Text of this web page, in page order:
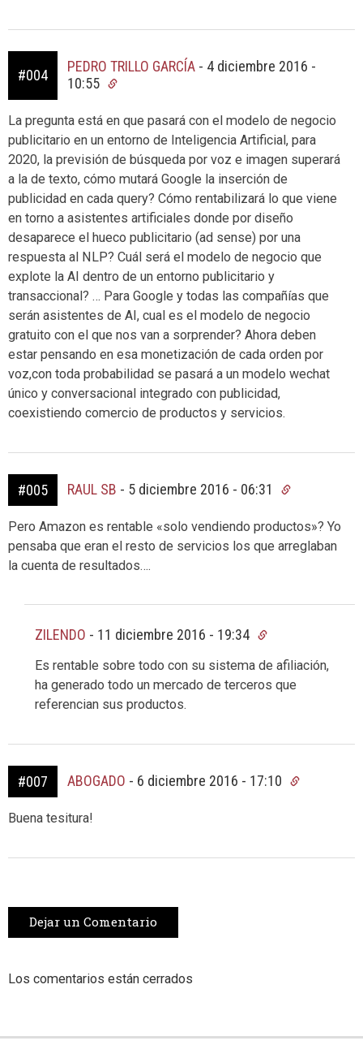
#004
PEDRO TRILLO GARCÍA - 4 diciembre 2016 -
10:55
La pregunta está en que pasará con el modelo de negocio
publicitario en un entorno de Inteligencia Artificial, para
2020, la previsión de búsqueda por voz e imagen superará
a la de texto, cómo mutará Google la inserción de
publicidad en cada query? Cómo rentabilizará lo que viene
en torno a asistentes artificiales donde por diseño
desaparece el hueco publicitario (ad sense) por una
respuesta al NLP? Cuál será el modelo de negocio que
explote la AI dentro de un entorno publicitario y
transaccional? … Para Google y todas las compañías que
serán asistentes de AI, cual es el modelo de negocio
gratuito con el que nos van a sorprender? Ahora deben
estar pensando en esa monetización de cada orden por
voz,con toda probabilidad se pasará a un modelo wechat
único y conversacional integrado con publicidad,
coexistiendo comercio de productos y servicios.
#005 RAUL SB - 5 diciembre 2016 - 06:31
Pero Amazon es rentable «solo vendiendo productos»? Yo
pensaba que eran el resto de servicios los que arreglaban
la cuenta de resultados….
ZILENDO - 11 diciembre 2016 - 19:34
Es rentable sobre todo con su sistema de afiliación,
ha generado todo un mercado de terceros que
referencian sus productos.
#007 ABOGADO - 6 diciembre 2016 - 17:10
Buena tesitura!
Dejar un Comentario
Los comentarios están cerrados